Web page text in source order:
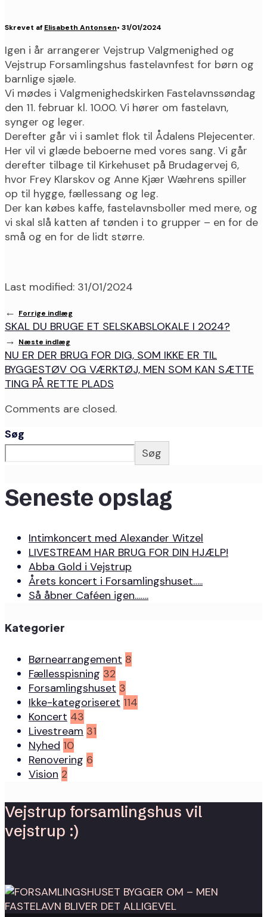
Skrevet af Elisabeth Antonsen• 31/01/2024
Igen i år arrangerer Vejstrup Valgmenighed og
Vejstrup Forsamlingshus fastelavnfest for børn og
barnlige sjæle.
Vi mødes i Valgmenighedskirken Fastelavnssøndag
den 11. februar kl. 10.00. Vi hører om fastelavn,
synger og leger.
Derefter går vi i samlet flok til Ådalens Plejecenter.
Her vil vi glæde beboerne med vores sang. Vi går
derefter tilbage til Kirkehuset på Brudagervej 6,
hvor Frey Klarskov og Anne Kjær Wæhrens spiller
op til hygge, fællessang og leg.
Der kan købes kaffe, fastelavnsboller med mere, og
vi skal slå katten af tønden i to grupper – en for de
små og en for de lidt større.
Last modified: 31/01/2024
← Forrige indlæg
SKAL DU BRUGE ET SELSKABSLOKALE I 2024?
→ Næste indlæg
NU ER DER BRUG FOR DIG, SOM IKKE ER TIL
BYGGESTØV OG VÆRKTØJ, MEN SOM KAN SÆTTE
TING PÅ RETTE PLADS
Comments are closed.
Søg
Søg
Seneste opslag
Intimkoncert med Alexander Witzel
LIVESTREAM HAR BRUG FOR DIN HJÆLP!
Abba Gold i Vejstrup
Årets koncert i Forsamlingshuset…..
Så åbner Caféen igen…….
Kategorier
Børnearrangement 8
Fællesspisning 32
Forsamlingshuset 3
Ikke-kategoriseret 114
Koncert 43
Livestream 31
Nyhed 10
Renovering 6
Vision 2
Vejstrup forsamlingshus vil
vejstrup :)